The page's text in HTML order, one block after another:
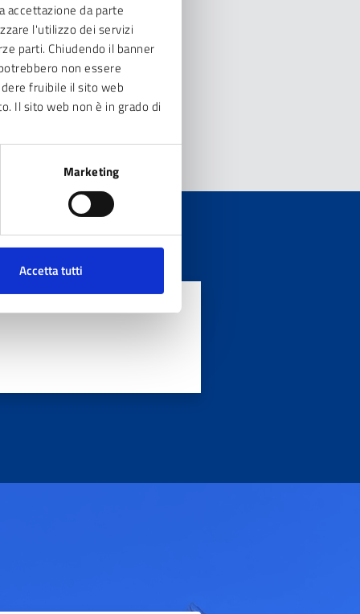
accettazione da parte
l'utilizzo dei servizi
parti. Chiudendo il banner
non essere
fruibile il sito web
Il sito web non è in grado di
Marketing
Accetta tutti